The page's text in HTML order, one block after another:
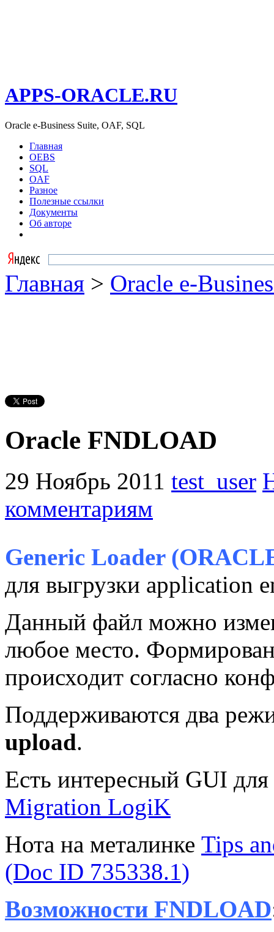
APPS-ORACLE.RU
Oracle e-Business Suite, OAF, SQL
Главная
OEBS
SQL
OAF
Разное
Полезные ссылки
Документы
Об авторе
Главная > Oracle e-
Oracle FNDLOAD
29 Ноябрь 2011 test_user
комментариям
Generic Loader
для выгрузки application
Данный файл можно
любое место.
происходит согласно
Поддерживаются два
upload.
Есть интересный GUI
Migration LogiK
Нота на металинке Tips
(Doc ID 735338.1)
Возможности FNDLOAD